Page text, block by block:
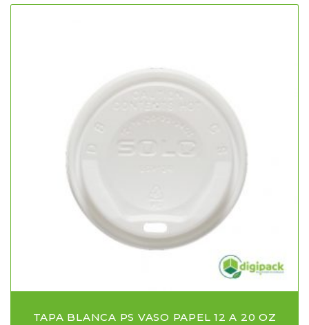
TAPA BLANCA PS VASO PAPEL 12 A 20 OZ